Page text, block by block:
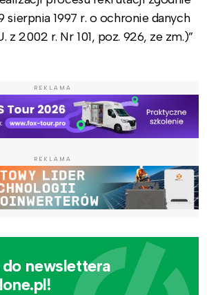
sierpnia 1997 r. o ochronie danych
z 2002 r. Nr 101, poz. 926, ze zm.)”
REKLAMA
REKLAMA
newslettera